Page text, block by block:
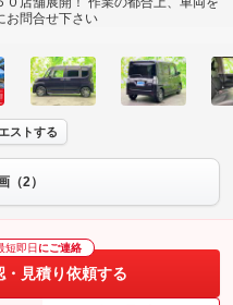
お問合せ下さい
ストする
（2）
短即日 にご連絡
見積り依頼する